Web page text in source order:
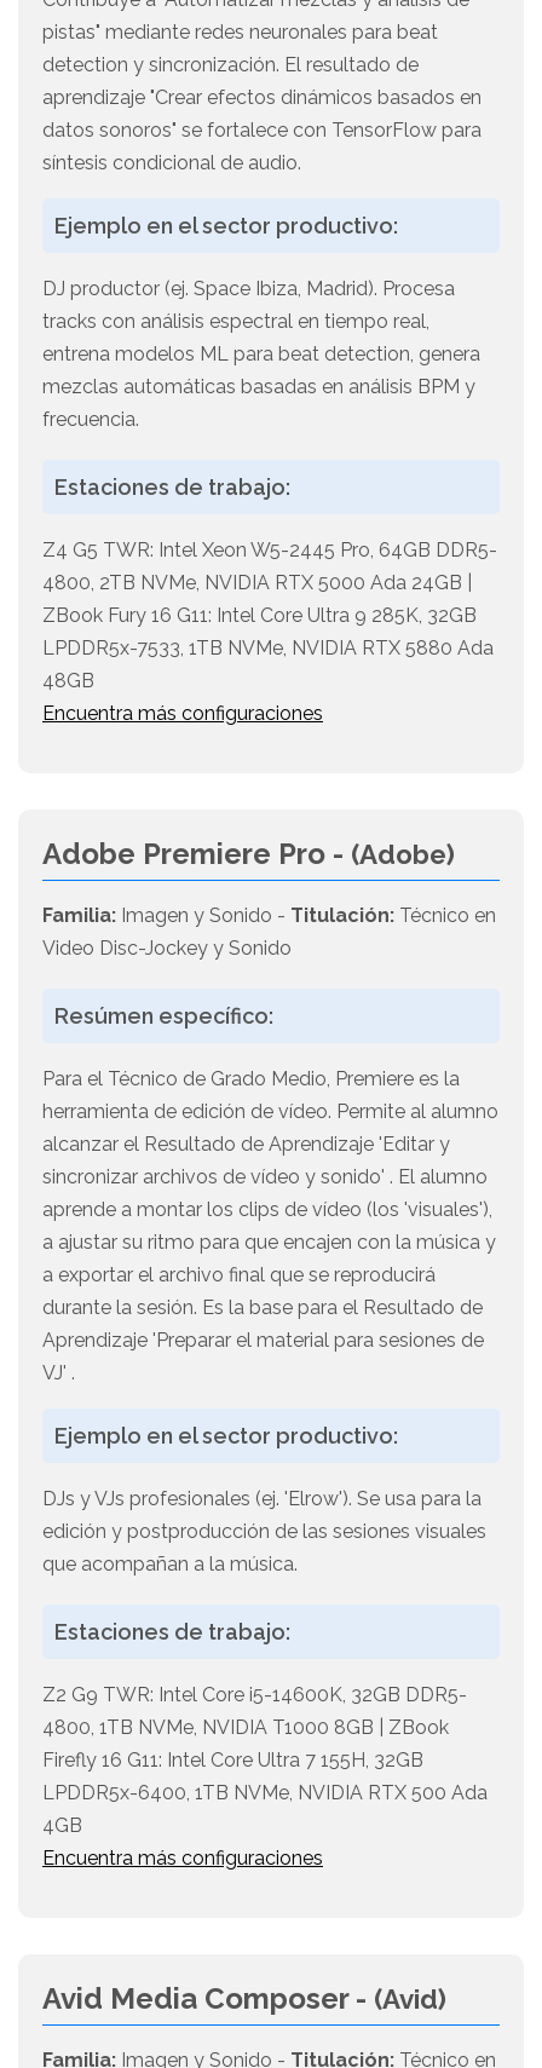
pistas" mediante redes neuronales para beat
detection y sincronización. El resultado de
aprendizaje "Crear efectos dinámicos basados en
datos sonoros" se fortalece con TensorFlow para
síntesis condicional de audio.
Ejemplo en el sector productivo:
DJ productor (ej. Space Ibiza, Madrid). Procesa
tracks con análisis espectral en tiempo real,
entrena modelos ML para beat detection, genera
mezclas automáticas basadas en análisis BPM y
frecuencia.
Estaciones de trabajo:
Z4 G5 TWR: Intel Xeon W5-2445 Pro, 64GB DDR5-
4800, 2TB NVMe, NVIDIA RTX 5000 Ada 24GB |
ZBook Fury 16 G11: Intel Core Ultra 9 285K, 32GB
LPDDR5x-7533, 1TB NVMe, NVIDIA RTX 5880 Ada
48GB
Encuentra más configuraciones
Adobe Premiere Pro - (Adobe)
Familia: Imagen y Sonido - Titulación: Técnico en
Video Disc-Jockey y Sonido
Resúmen específico:
Para el Técnico de Grado Medio, Premiere es la
herramienta de edición de vídeo. Permite al alumno
alcanzar el Resultado de Aprendizaje 'Editar y
sincronizar archivos de vídeo y sonido' . El alumno
aprende a montar los clips de vídeo (los 'visuales'),
a ajustar su ritmo para que encajen con la música y
a exportar el archivo final que se reproducirá
durante la sesión. Es la base para el Resultado de
Aprendizaje 'Preparar el material para sesiones de
VJ' .
Ejemplo en el sector productivo:
DJs y VJs profesionales (ej. 'Elrow'). Se usa para la
edición y postproducción de las sesiones visuales
que acompañan a la música.
Estaciones de trabajo:
Z2 G9 TWR: Intel Core i5-14600K, 32GB DDR5-
4800, 1TB NVMe, NVIDIA T1000 8GB | ZBook
Firefly 16 G11: Intel Core Ultra 7 155H, 32GB
LPDDR5x-6400, 1TB NVMe, NVIDIA RTX 500 Ada
4GB
Encuentra más configuraciones
Avid Media Composer - (Avid)
Familia: Imagen y Sonido - Titulación: Técnico en